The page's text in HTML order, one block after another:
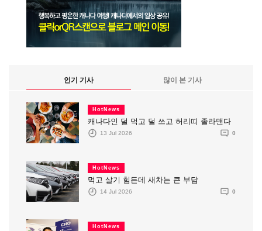
인기 기사 많이 본 기사
HotNews
캐나다인 덜 먹고 덜 쓰고 허리띠 졸라맨다
13 Jul 2026 0
HotNews
먹고 살기 힘든데 새차는 큰 부담
14 Jul 2026 0
HotNews